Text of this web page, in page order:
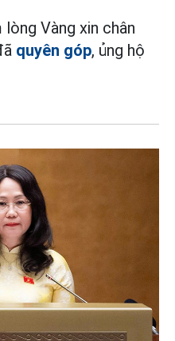
Vàng xin chân
quyên góp, ủng hộ